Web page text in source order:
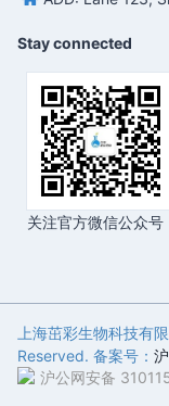
Stay connected
关注官方微信公众号
上海茁彩生物科技
Reserved. 备案号：
沪公网安备